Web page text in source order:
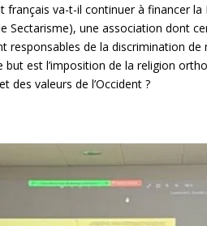
va-t-il continuer à financer la
Sectarisme), une association dont
responsables de la discrimination
est l’imposition de la religion
des valeurs de l’Occident ?